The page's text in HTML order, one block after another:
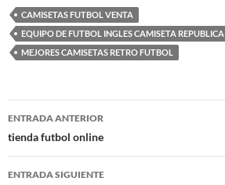
CAMISETAS FUTBOL VENTA
EQUIPO DE FUTBOL INGLES CAMISETA REPUBLICA
MEJORES CAMISETAS RETRO FUTBOL
Navegación
de
entradas
ENTRADA ANTERIOR
tienda futbol online
ENTRADA SIGUIENTE